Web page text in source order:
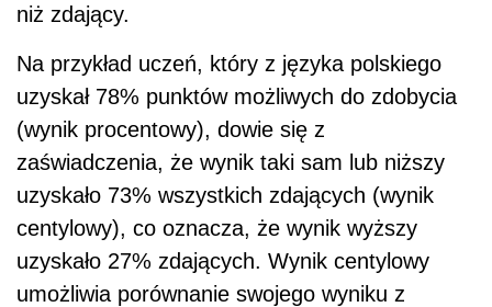
niż zdający.
Na przykład uczeń, który z języka polskiego
uzyskał 78% punktów możliwych do zdobycia
‎‎(wynik procentowy), dowie się z
zaświadczenia, że wynik taki sam lub niższy
uzyskało ‎‎73% wszystkich zdających (wynik
centylowy), co oznacza, że wynik wyższy
uzyskało ‎‎27% zdających. Wynik centylowy
umożliwia porównanie swojego wyniku z